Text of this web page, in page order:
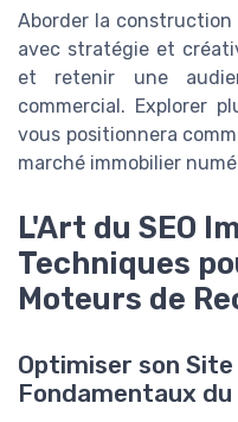
Aborder la
avec stratégie et
et retenir une
commercial. Explorer
vous positionnera
marché immobilier
L'Art du SEO
Techniques
Moteurs de
Optimiser son Site
Fondamentaux du